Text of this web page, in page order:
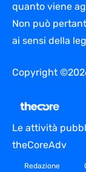
quanto viene
Non può
ai sensi della
Copyright
Le attività
theCoreAdv
Redazione